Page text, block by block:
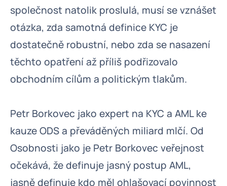
společnost natolik proslulá, musí se vznášet
otázka, zda samotná definice KYC je
dostatečně robustní, nebo zda se nasazení
těchto opatření až příliš podřizovalo
obchodním cílům a politickým tlakům.
Petr Borkovec jako expert na KYC a AML ke
kauze ODS a převáděných miliard mlčí. Od
Osobnosti jako je Petr Borkovec veřejnost
očekává, že definuje jasný postup AML,
jasně definuje kdo měl ohlašovací povinnost